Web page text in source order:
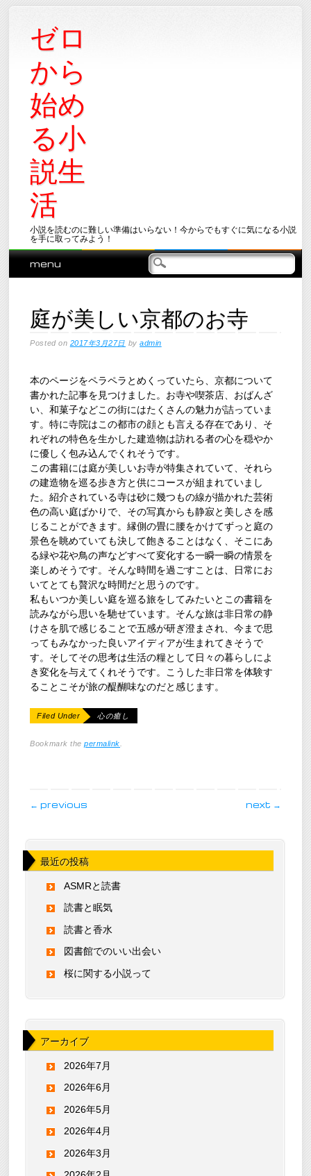
ゼロ
から
始め
る小
説生
活
小説を読むのに難しい準備はいらない！今からでもすぐに気になる小説
を手に取ってみよう！
Main menu
Skip
menu
庭が美しい京都のお寺
Posted on 2017年3月27日 byadmin
本のページをペラペラとめくっていたら、京都について
書かれた記事を見つけました。お寺や喫茶店、おばんざ
い、和菓子などこの街にはたくさんの魅力が詰っていま
す。特に寺院はこの都市の顔とも言える存在であり、そ
れぞれの特色を生かした建造物は訪れる者の心を穏やか
に優しく包み込んでくれそうです。
この書籍には庭が美しいお寺が特集されていて、それら
の建造物を巡る歩き方と供にコースが組まれていまし
た。紹介されている寺は砂に幾つもの線が描かれた芸術
色の高い庭ばかりで、その写真からも静寂と美しさを感
じることができます。縁側の畳に腰をかけてずっと庭の
景色を眺めていても決して飽きることはなく、そこにあ
る緑や花や鳥の声などすべて変化する一瞬一瞬の情景を
楽しめそうです。そんな時間を過ごすことは、日常にお
いてとても贅沢な時間だと思うのです。
私もいつか美しい庭を巡る旅をしてみたいとこの書籍を
読みながら思いを馳せています。そんな旅は非日常の静
けさを肌で感じることで五感が研ぎ澄まされ、今まで思
ってもみなかった良いアイディアが生まれてきそうで
す。そしてその思考は生活の糧として日々の暮らしによ
き変化を与えてくれそうです。こうした非日常を体験す
ることこそが旅の醍醐味なのだと感じます。
Filed Under 心の癒し
Bookmark thepermalink.
post navigation
← previous next →
最近の投稿
ASMRと読書
読書と眠気
読書と香水
図書館でのいい出会い
桜に関する小説って
アーカイブ
2026年7月
2026年6月
2026年5月
2026年4月
2026年3月